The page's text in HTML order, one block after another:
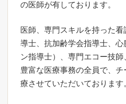
の医師が有しております。
医師、専門スキルを持った
導士、抗加齢学会指導士、心
ン指導士）、専門エコー技
豊富な医療事務の全員で、
療させていただいております